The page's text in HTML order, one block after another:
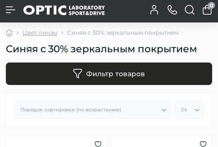
0
Цвет линзы Синяя c 30% зеркальным покрытием
Синяя c 30% зеркальным покрытием
Фильтр товаров